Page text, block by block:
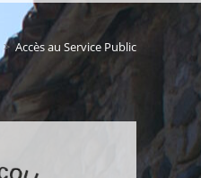
> Accès au Service Public